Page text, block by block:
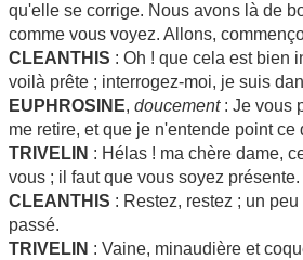
qu'elle se corrige. Nous avons là de
comme vous voyez. Allons,
CLEANTHIS : Oh ! que cela est bien
voilà prête ; interrogez-moi, je suis
EUPHROSINE, doucement: Je vous
me retire, et que je n'entende point ce
TRIVELIN : Hélas ! ma chère dame,
vous ; il faut que vous soyez présente.
CLEANTHIS : Restez, restez ; un
passé.
TRIVELIN : Vaine, minaudière et